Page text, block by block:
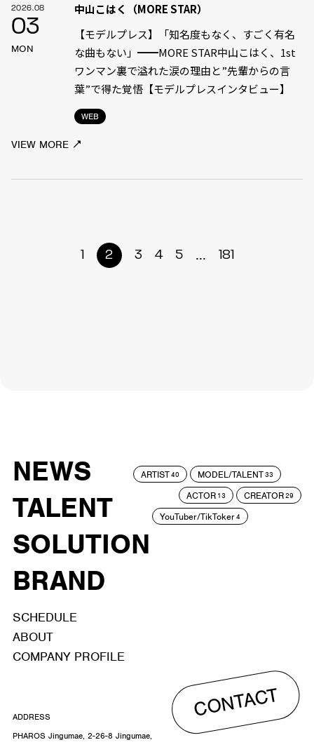
2026.08
03
MON
WEB
中山こはく（MORE STAR）
【モデルプレス】「知名度もなく、すごく有名
な曲もない」━━MORE STAR中山こはく、1st
ワンマン裏で溢れた涙の理由と”先輩からの言
葉”で得た覚悟【モデルプレスインタビュー】
VIEW MORE
1 2 3 4 5 ... 181
NEWS
TALENT
SOLUTION
BRAND
ARTIST40 MODEL/TALENT33
ACTOR 13 CREATOR29
YouTuber/TikToker4
SCHEDULE
ABOUT
COMPANY PROFILE
CONTACT
ADDRESS
PHAROS Jingumae, 2-26-8 Jingumae,